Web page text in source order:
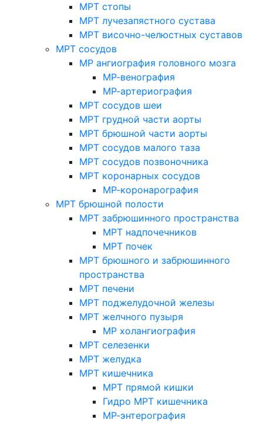
МРТ стопы
МРТ лучезапястного сустава
МРТ височно-челюстных суставов
МРТ сосудов
МР ангиография головного мозга
МР-венография
МР-артериография
МРТ сосудов шеи
МРТ грудной части аорты
МРТ брюшной части аорты
МРТ сосудов малого таза
МРТ сосудов позвоночника
МРТ коронарных сосудов
МР-коронарография
МРТ брюшной полости
МРТ забрюшинного пространства
МРТ надпочечников
МРТ почек
МРТ брюшного и забрюшинного
пространства
МРТ печени
МРТ поджелудочной железы
МРТ желчного пузыря
МР холангиография
МРТ селезенки
МРТ желудка
МРТ кишечника
МРТ прямой кишки
Гидро МРТ кишечника
МР-энтерография